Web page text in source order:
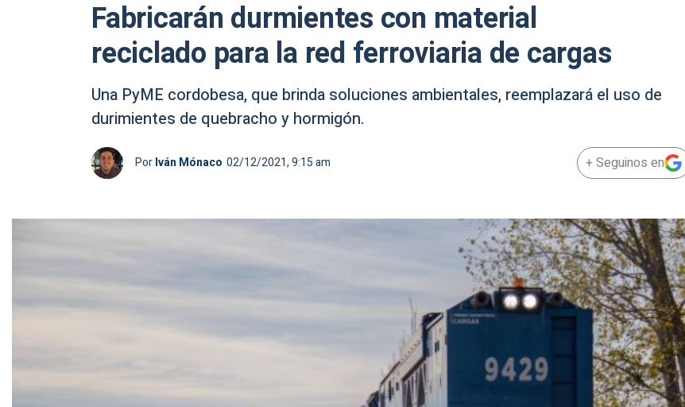
Fabricarán durmientes con material
reciclado para la red ferroviaria de cargas
Una PyME cordobesa, que brinda soluciones ambientales, reemplazará el uso de
durimientes de quebracho y hormigón.
PorIván Mónaco 02/12/2021, 9:15 am + Seguinos en